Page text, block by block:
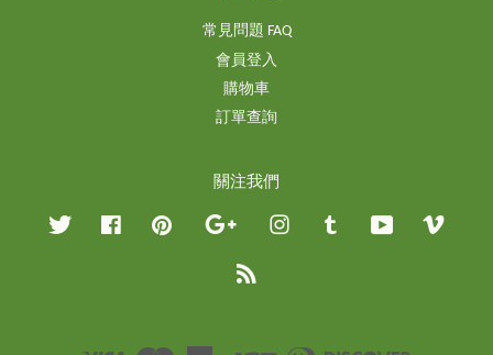
常見問題 FAQ
會員登入
購物車
訂單查詢
關注我們
Twitter Facebook Pinterest Google InstagramTumblr YouTube